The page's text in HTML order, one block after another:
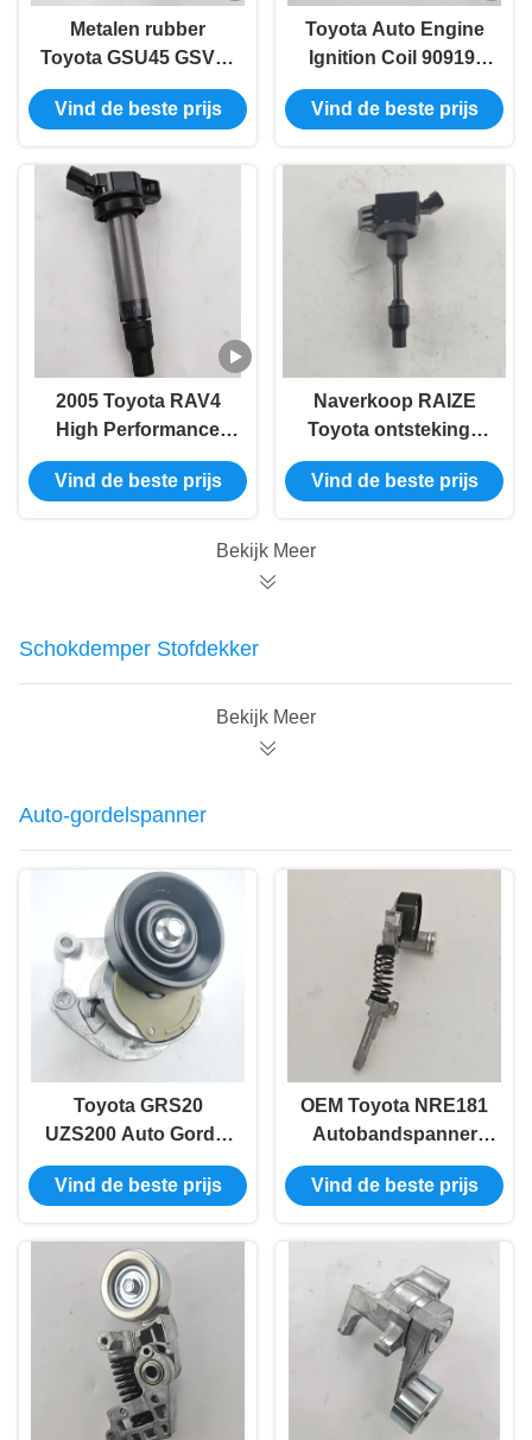
Metalen rubber
Toyota GSU45 GSV40
Automotive
ontstekingsspiraal
Vind de beste prijs
Toyota Auto Engine
Ignition Coil 90919-
02258 90919-02252
90919-C2005 90919-
Vind de beste prijs
2005 Toyota RAV4
High Performance
Ignition Coil 90919-
02247 90919-02248
A2001 90919-A2006
Vind de beste prijs
Naverkoop RAIZE
Toyota ontstekings
spoel OEM 90919-
02281
Vind de beste prijs
Bekijk Meer
Schokdemper Stofdekker
Bekijk Meer
Auto-gordelspanner
Toyota GRS20
UZS200 Auto Gordel
Spanner 16620-
0W101 16620-0W036
Vind de beste prijs
OEM Toyota NRE181
Autobandspanner
16620-0T020 16620-
37030
Vind de beste prijs